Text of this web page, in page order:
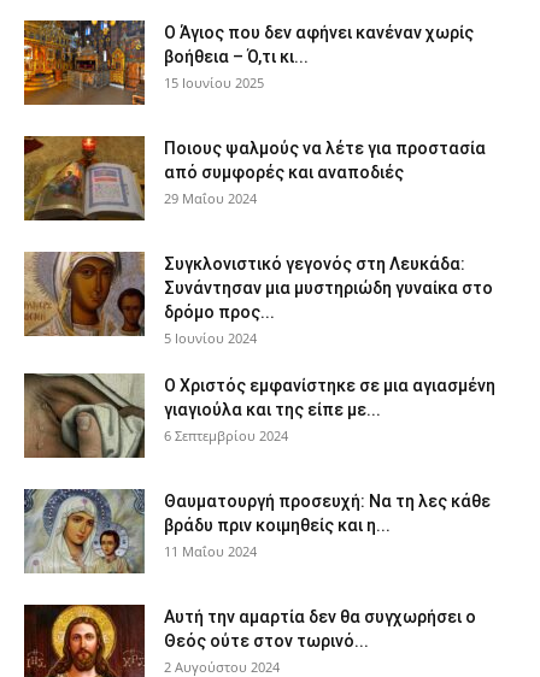
Ο Άγιος που δεν αφήνει κανέναν χωρίς
βοήθεια – Ό,τι κι...
15 Ιουνίου 2025
Ποιους ψαλμούς να λέτε για προστασία
από συμφορές και αναποδιές
29 Μαΐου 2024
Συγκλονιστικό γεγονός στη Λευκάδα:
Συνάντησαν μια μυστηριώδη γυναίκα στο
δρόμο προς...
5 Ιουνίου 2024
Ο Χριστός εμφανίστηκε σε μια αγιασμένη
γιαγιούλα και της είπε με...
6 Σεπτεμβρίου 2024
Θαυματουργή προσευχή: Να τη λες κάθε
βράδυ πριν κοιμηθείς και η...
11 Μαΐου 2024
Αυτή την αμαρτία δεν θα συγχωρήσει ο
Θεός ούτε στον τωρινό...
2 Αυγούστου 2024